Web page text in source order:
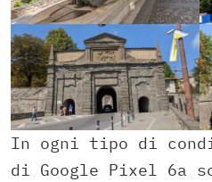
In ogni tipo di
di Google Pixel 6a